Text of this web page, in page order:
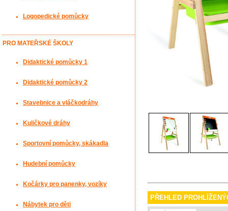
PŘEHLED
Logopedické pomůcky
PRO MATEŘSKÉ ŠKOLY
Didaktické pomůcky 1
Didaktické pomůcky 2
Stavebnice a vláčkodráhy
Kuličkové dráhy
Sportovní pomůcky, skákadla
Hudební pomůcky
Kočárky pro panenky, vozíky
Nábytek pro děti